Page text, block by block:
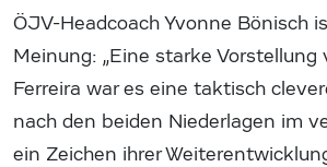
ÖJV-Headcoach Yvonne Bönisch
Meinung: „Eine starke Vorstellung
Ferreira war es eine taktisch
nach den beiden Niederlagen im
ein Zeichen ihrer